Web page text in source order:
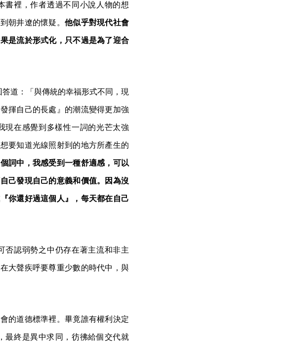
書裡，作者透過不同小說人物的想
朝井遼的懷疑。 他似乎對現代社會
是流於形式化，只不過是為了迎合
道：「與傳統的幸福形式不同，現
揮自己的長處』的潮流變得更加強
在感覺到多樣性一詞的光芒太強
要知道光線照射到的地方所產生的
詞中，我感受到一種舒適感，可以
己發現自己的意義和價值。因為沒
你還好過這個人』，每天都在自己
否認弱勢之中仍存在著主流和非主
大聲疾呼要尊重少數的時代中，與
的道德標準裡。畢竟誰有權利決定
最終是異中求同，彷彿給個交代就